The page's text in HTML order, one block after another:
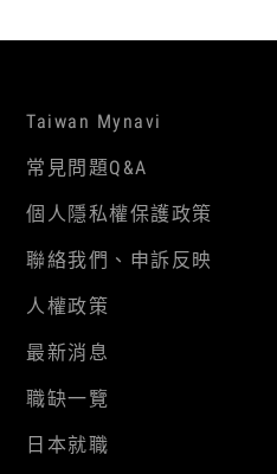
Taiwan Mynavi
常見問題Q&A
個人隱私權保護政策
聯絡我們、申訴反映
人權政策
最新消息
職缺一覽
日本就職